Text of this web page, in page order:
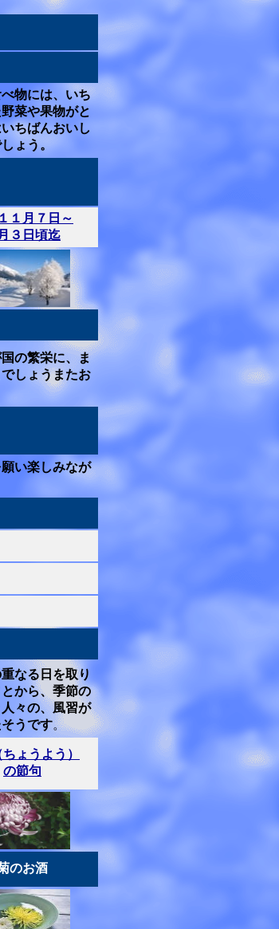
物には、いち
菜や果物がと
ちばんおいし
ょう。
１月７日～
３日頃迄
の繁栄に、ま
しょうまたお
い楽しみなが
なる日を取り
から、季節の
々の、風習が
うです。
ょうよう）
の節句
のお酒